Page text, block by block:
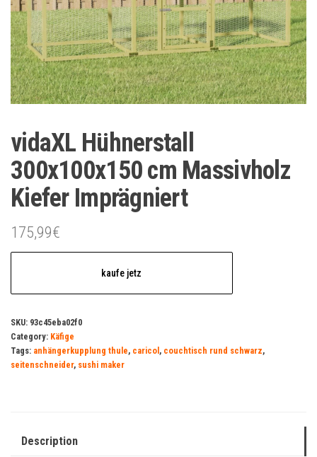
vidaXL Hühnerstall
300x100x150 cm Massivholz
Kiefer Imprägniert
175,99€
kaufe jetz
SKU: 93c45eba02f0
Category: Käfige
Tags: anhängerkupplung thule, caricol , couchtisch rund schwarz,
seitenschneider, sushi maker
Description